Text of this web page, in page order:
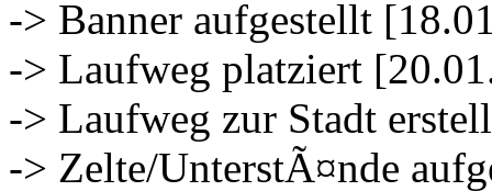
-> Banner aufgestellt
-> Laufweg platziert
-> Laufweg zur Stadt
-> Zelte/UnterstÃ¤nde